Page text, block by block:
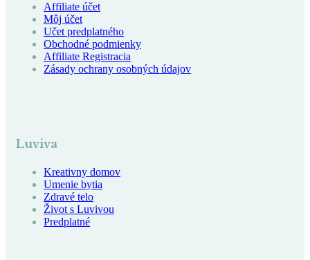
Affiliate účet
Môj účet
Učet predplatného
Obchodné podmienky
Affiliate Registracia
Zásady ochrany osobných údajov
Luviva
Kreativny domov
Umenie bytia
Zdravé telo
Život s Luvivou
Predplatné